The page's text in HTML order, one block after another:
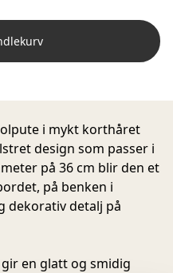
i mykt korthåret
design som passer i
på 36 cm blir den et
på benken i
dekorativ detalj på
en glatt og smidig